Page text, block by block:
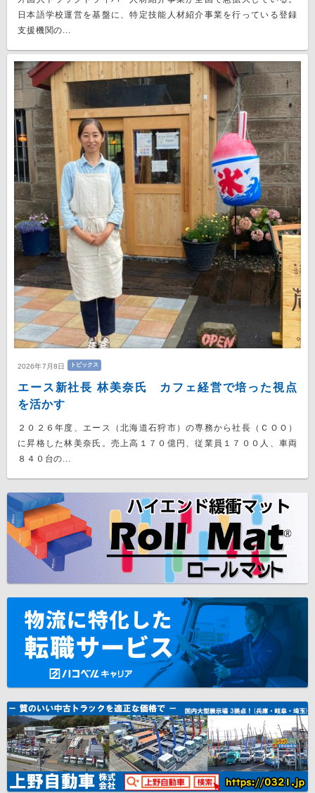
日本語学校運営を基盤に、特定技能人材紹介事業を行っている登録
支援機関の...
2026年7月8日 トピックス
エース新社長 林美奈氏 カフェ経営で培った視点
を活かす
２０２６年度、エース（北海道石狩市）の専務から社長（ＣＯＯ）
に昇格した林美奈氏。売上高１７０億円、従業員１７００人、車両
８４０台の...